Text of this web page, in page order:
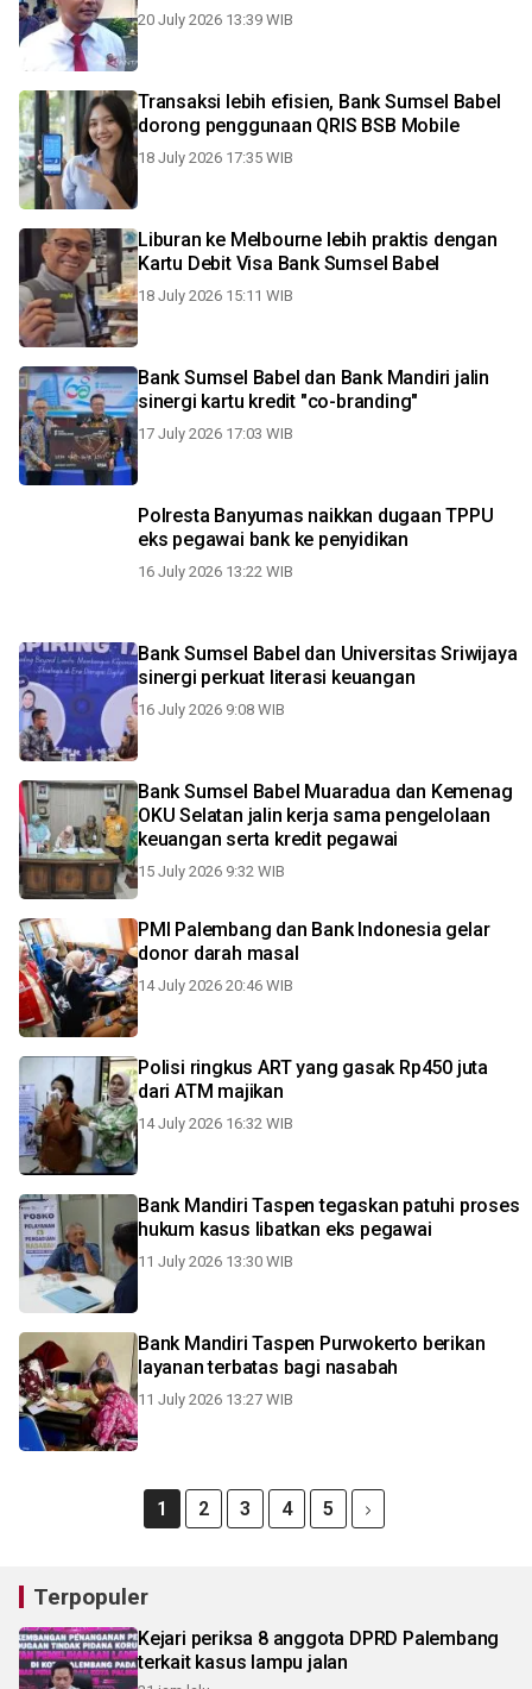
20 July 2026 13:39 WIB
Transaksi lebih efisien, Bank Sumsel Babel
dorong penggunaan QRIS BSB Mobile
18 July 2026 17:35 WIB
Liburan ke Melbourne lebih praktis dengan
Kartu Debit Visa Bank Sumsel Babel
18 July 2026 15:11 WIB
Bank Sumsel Babel dan Bank Mandiri jalin
sinergi kartu kredit "co-branding"
17 July 2026 17:03 WIB
Polresta Banyumas naikkan dugaan TPPU
eks pegawai bank ke penyidikan
16 July 2026 13:22 WIB
Bank Sumsel Babel dan Universitas Sriwijaya
sinergi perkuat literasi keuangan
16 July 2026 9:08 WIB
Bank Sumsel Babel Muaradua dan Kemenag
OKU Selatan jalin kerja sama pengelolaan
keuangan serta kredit pegawai
15 July 2026 9:32 WIB
PMI Palembang dan Bank Indonesia gelar
donor darah masal
14 July 2026 20:46 WIB
Polisi ringkus ART yang gasak Rp450 juta
dari ATM majikan
14 July 2026 16:32 WIB
Bank Mandiri Taspen tegaskan patuhi proses
hukum kasus libatkan eks pegawai
11 July 2026 13:30 WIB
Bank Mandiri Taspen Purwokerto berikan
layanan terbatas bagi nasabah
11 July 2026 13:27 WIB
1 2 3 4 5
Terpopuler
Kejari periksa 8 anggota DPRD Palembang
terkait kasus lampu jalan